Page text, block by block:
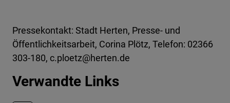
Pressekontakt: Stadt Herten, Presse- und
Öffentlichkeitsarbeit, Corina Plötz, Telefon: 02366
303-180, c.ploetz@herten.de
Verwandte Links